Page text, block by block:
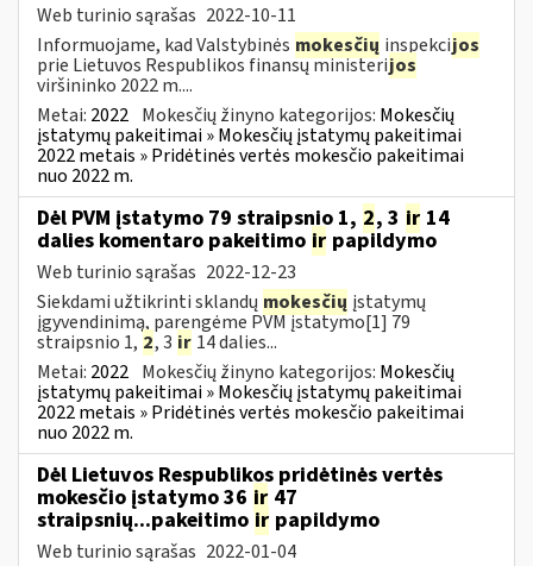
Web turinio sąrašas 2022-10-11
Informuojame, kad Valstybinės mokesčių inspekcijos
prie Lietuvos Respublikos finansų ministerijos
viršininko 2022 m....
Metai: 2022 Mokesčių žinyno kategorijos: Mokesčių
įstatymų pakeitimai » Mokesčių įstatymų pakeitimai
2022 metais » Pridėtinės vertės mokesčio pakeitimai
nuo 2022 m.
Dėl PVM įstatymo 79 straipsnio 1, 2, 3 ir 14
dalies komentaro pakeitimo ir papildymo
Web turinio sąrašas 2022-12-23
Siekdami užtikrinti sklandų mokesčių įstatymų
įgyvendinimą, parengėme PVM įstatymo[1] 79
straipsnio 1, 2, 3 ir 14 dalies...
Metai: 2022 Mokesčių žinyno kategorijos: Mokesčių
įstatymų pakeitimai » Mokesčių įstatymų pakeitimai
2022 metais » Pridėtinės vertės mokesčio pakeitimai
nuo 2022 m.
Dėl Lietuvos Respublikos pridėtinės vertės
mokesčio įstatymo 36 ir 47
straipsnių...pakeitimo ir papildymo
Web turinio sąrašas 2022-01-04